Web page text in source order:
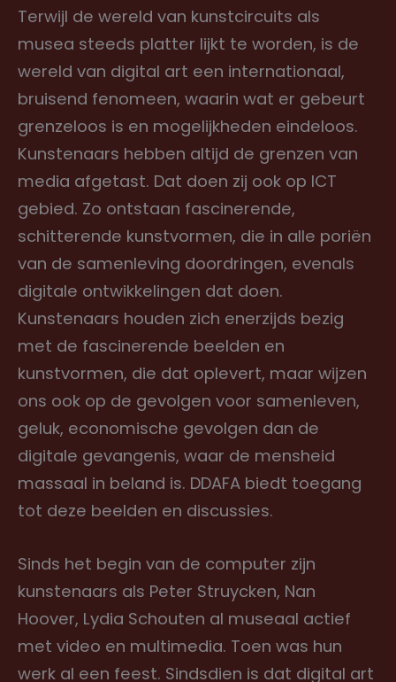
Terwijl de wereld van kunstcircuits als
musea steeds platter lijkt te worden, is de
wereld van digital art een internationaal,
bruisend fenomeen, waarin wat er gebeurt
grenzeloos is en mogelijkheden eindeloos.
Kunstenaars hebben altijd de grenzen van
media afgetast. Dat doen zij ook op ICT
gebied. Zo ontstaan fascinerende,
schitterende kunstvormen, die in alle poriën
van de samenleving doordringen, evenals
digitale ontwikkelingen dat doen.
Kunstenaars houden zich enerzijds bezig
met de fascinerende beelden en
kunstvormen, die dat oplevert, maar wijzen
ons ook op de gevolgen voor samenleven,
geluk, economische gevolgen dan de
digitale gevangenis, waar de mensheid
massaal in beland is. DDAFA biedt toegang
tot deze beelden en discussies.
Sinds het begin van de computer zijn
kunstenaars als Peter Struycken, Nan
Hoover, Lydia Schouten al museaal actief
met video en multimedia. Toen was hun
werk al een feest. Sindsdien is dat digital art